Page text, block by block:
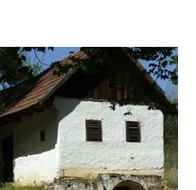
Helyi
Vállalkozások
Szálláshelyek